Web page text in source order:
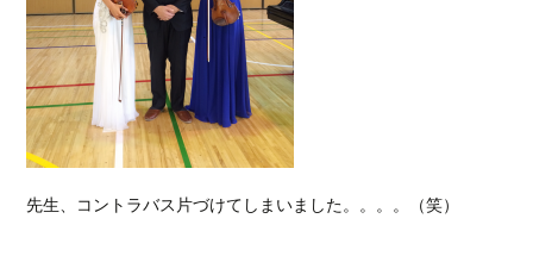
先生、コントラバス片づけてしまいました。。。。（笑）